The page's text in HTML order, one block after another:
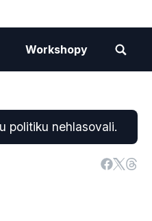
Workshopy
politiku nehlasovali.